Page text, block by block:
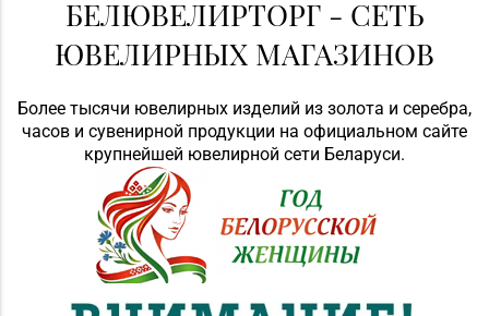
БЕЛЮВЕЛИРТОРГ - СЕТЬ
ЮВЕЛИРНЫХ МАГАЗИНОВ
Более тысячи ювелирных изделий из золота и серебра,
часов и сувенирной продукции на официальном сайте
крупнейшей ювелирной сети Беларуси.